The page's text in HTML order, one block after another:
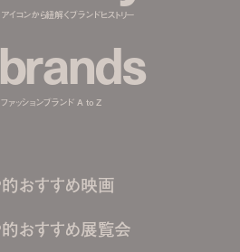
アイコンから紐解くブランドヒストリー
brands
ファッションブランド A to Z
おすすめ映画
おすすめ展覧会